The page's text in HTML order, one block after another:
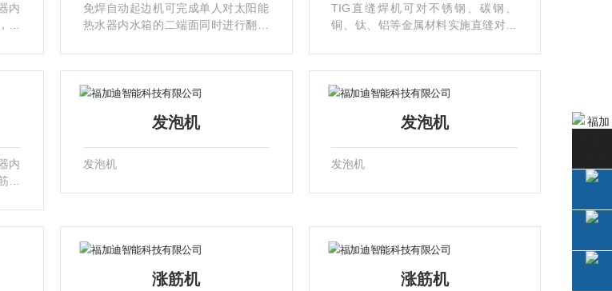
内
，
气
材
x
免焊自动起边机可完成单人对太阳能
热水器内水箱的二端面同时进行翻边
成)，操作方便，工作材料厚度0.3-0.6
mm，工作长度为3000MM。机器尺
寸3.5米x0.9米x1.5米。
TIG直缝焊机可对不锈钢、碳钢、
铜、钛、铝等金属材料实施直缝对接
型，操作方便。适用于生产不锈钢制
品、电热水器、太阳能热水器内外胆
制作等作业。焊件厚度0.2mm-8m
米，机器尺寸3.5米x1.1米x1.7米。
内
尺
机
发泡机
发泡机
发泡机
发泡机
涨筋机 涨筋机